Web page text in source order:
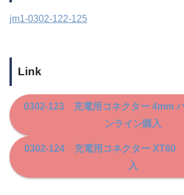
jm1-0302-122-125
Link
0302-123 充電用コネクター 4mm
ンライン購入
0302-124 充電用コネクター XT60
入